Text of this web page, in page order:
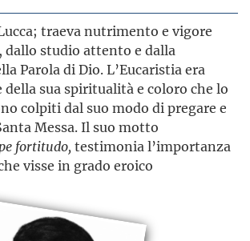
traeva nutrimento e vigore
dallo studio attento e dalla
Parola di Dio. L’Eucaristia era
sua spiritualità e coloro che lo
colpiti dal suo modo di pregare e
Messa. Il suo motto
fortitudo,testimonia l’importanza
visse in grado eroico